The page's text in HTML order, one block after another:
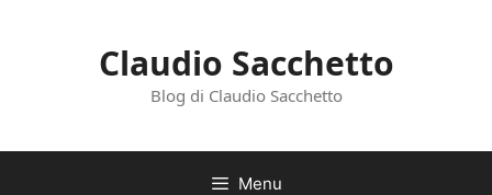
Claudio Sacchetto
Blog di Claudio Sacchetto
Menu